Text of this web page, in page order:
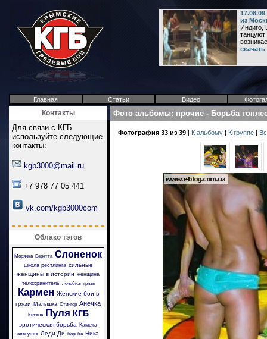
из
Индиго,
танцуют
Главная Статьи Видео
Контакты
Для связи с КГБ
используйте следующие
контакты:
kgb3000@mail.ru
+7 978 77 05 441
vk.com/kgb3000com
Облако тэгов
Морячка Беретта Слоненок
школа рестлинга сильные
женщины в истории женщина
телохранитель лечебная грязь
Кармен Женские бои в
грязи Малышка Стингер Анечка
Китана Пуля КГБ
эротическая борьба Камета
аленушка Леди Ди борьба Ника
Фото альбомы: прочие - Борьба
Фотография 33 из 39 | К альбому | К группе |